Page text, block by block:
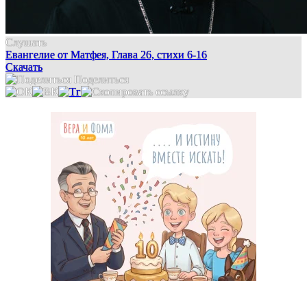
Слушать
Евангелие от Матфея, Глава 26, стихи 6-16
Скачать
Поделиться